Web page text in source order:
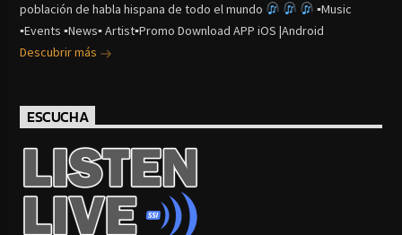
población de habla hispana de todo el mundo
▪Music
▪Events ▪News▪ Artist▪Promo Download APP iOS |Android
Descubrir más
ESCUCHA